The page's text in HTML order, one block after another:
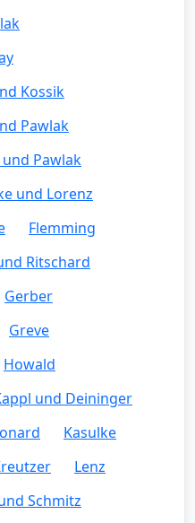
Kossik
Pawlak
und Pawlak
und Lorenz
Flemming
Ritschard
Gerber
Greve
Howald
und Deininger
Kasulke
Lenz
Schmitz